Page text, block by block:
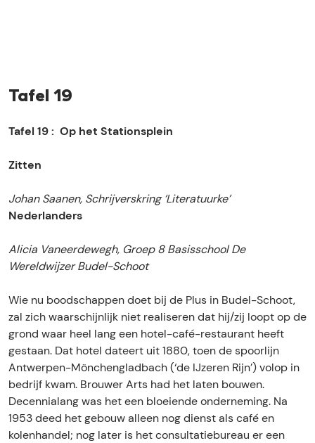
Tafel 19
Tafel 19 : Op het Stationsplein
Zitten
Johan Saanen, Schrijverskring ‘Literatuurke’
Nederlanders
Alicia Vaneerdewegh, Groep 8 Basisschool De
Wereldwijzer Budel-Schoot
Wie nu boodschappen doet bij de Plus in Budel-Schoot,
zal zich waarschijnlijk niet realiseren dat hij/zij loopt op de
grond waar heel lang een hotel-café-restaurant heeft
gestaan. Dat hotel dateert uit 1880, toen de spoorlijn
Antwerpen-Mönchengladbach (‘de IJzeren Rijn’) volop in
bedrijf kwam. Brouwer Arts had het laten bouwen.
Decennialang was het een bloeiende onderneming. Na
1953 deed het gebouw alleen nog dienst als café en
kolenhandel; nog later is het consultatiebureau er een